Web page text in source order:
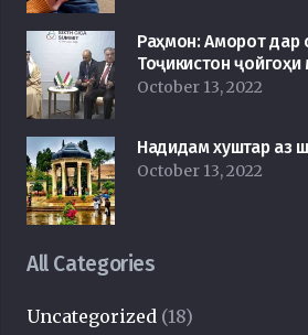
Раҳмон: Аморот дар
Тоҷикистон
October 13, 2022
Надидам хуштар аз
October 13, 2022
All Categories
Uncategorized (18)